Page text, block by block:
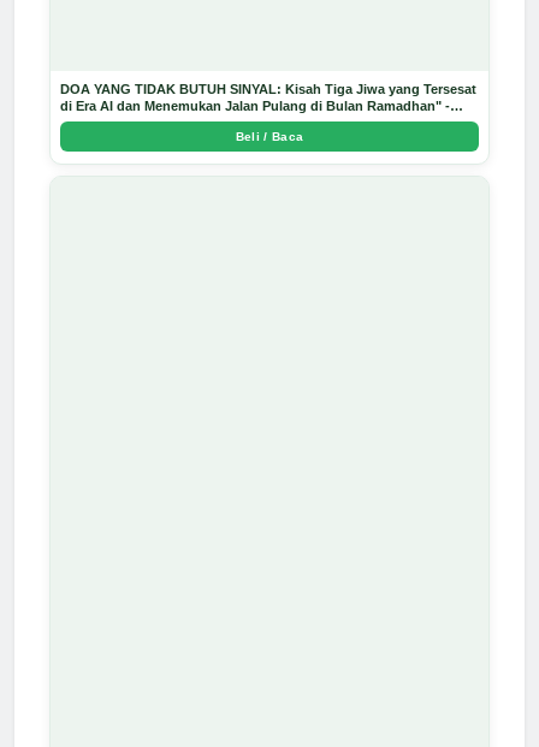
DOA YANG TIDAK BUTUH SINYAL: Kisah Tiga Jiwa yang Tersesat
di Era AI dan Menemukan Jalan Pulang di Bulan Ramadhan" -
Arda Dinata
Beli / Baca